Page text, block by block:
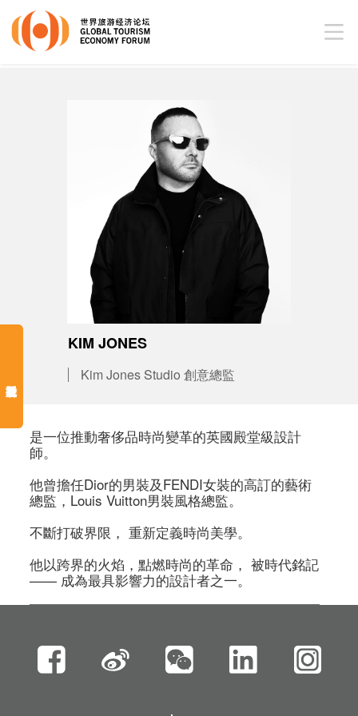
KIM JONES
Kim Jones Studio 創意總監
是一位推動奢侈品時尚變革的英國殿堂級設計
師。
他曾擔任Dior的男裝及FENDI女裝的高訂的藝術
總監，Louis Vuitton男裝風格總監。
不斷打破界限， 重新定義時尚美學。
他以跨界的火焰，點燃時尚的革命， 被時代銘記
—— 成為最具影響力的設計者之一。